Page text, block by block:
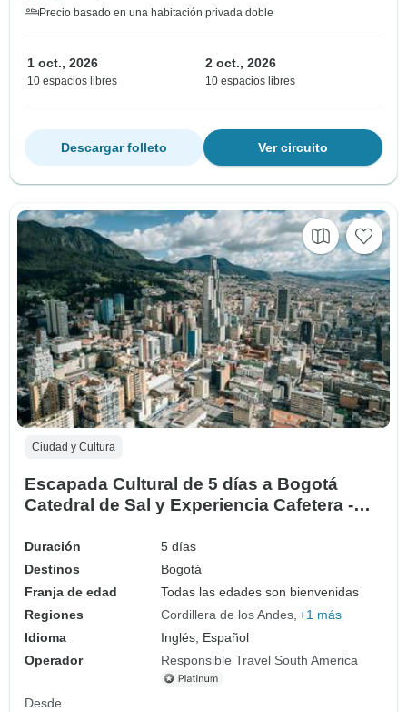
Precio basado en una habitación privada doble
1 oct., 2026
10 espacios libres
2 oct., 2026
10 espacios libres
Ver circuito
Descargar folleto
Ciudad y Cultura
Escapada Cultural de 5 días a Bogotá
Catedral de Sal y Experiencia Cafetera -
Duración
5 días
Destinos
Bogotá
Franja de edad
Todas las edades son bienvenidas
Regiones
Cordillera de los Andes +1 más
Idioma
Inglés, Español
Operador
Responsible Travel South America
Desde